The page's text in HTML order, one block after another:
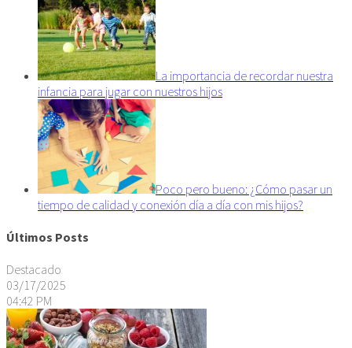
La importancia de recordar nuestra
infancia para jugar con nuestros hijos
Poco pero bueno: ¿Cómo pasar un
tiempo de calidad y conexión día a día con mis hijos?
Últimos Posts
Destacado
03/17/2025
04:42 PM